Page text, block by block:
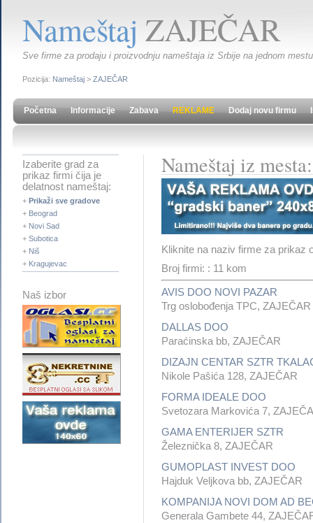
Nameštaj ZAJEČAR
Sve firme za prodaju i proizvodnju nameštaja iz Srbije na jednom
Pozicija: Nameštaj > ZAJEČAR
Početna Informacije Zabava REKLAME Dodaj novu firmu
Izaberite grad za
prikaz firmi čija je
delatnost nameštaj:
+ Prikaži sve gradove
+ Beograd
+ Novi Sad
+ Subotica
+ Niš
+ Kragujevac
Naš izbor
Nameštaj iz
Kliknite na naziv firme za prikaz
Broj firmi: : 11 kom
AVIS DOO NOVI PAZAR
Trg oslobođenja TPC, ZAJEČAR
DALLAS DOO
Paraćinska bb, ZAJEČAR
DIZAJN CENTAR SZTR
Nikole Pašića 128, ZAJEČAR
FORMA IDEALE DOO
Svetozara Markovića 7,
GAMA ENTERIJER SZTR
Železnička 8, ZAJEČAR
GUMOPLAST INVEST DOO
Hajduk Veljkova bb, ZAJEČAR
KOMPANIJA NOVI DOM AD
Generala Gambete 44,